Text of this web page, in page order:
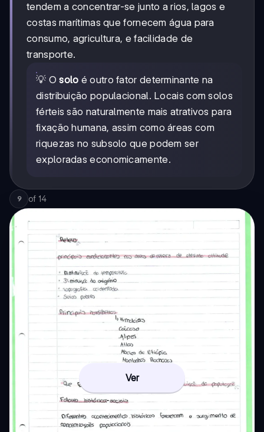
tendem a concentrar-se junto a rios, lagos e
costas marítimas que fornecem água para
consumo, agricultura, e facilidade de
transporte.
💡 Osolo é outro fator determinante na
distribuição populacional. Locais com solos
férteis são naturalmente mais atrativos para
fixação humana, assim como áreas com
riquezas no subsolo que podem ser
exploradas economicamente.
9 of 14
Ver